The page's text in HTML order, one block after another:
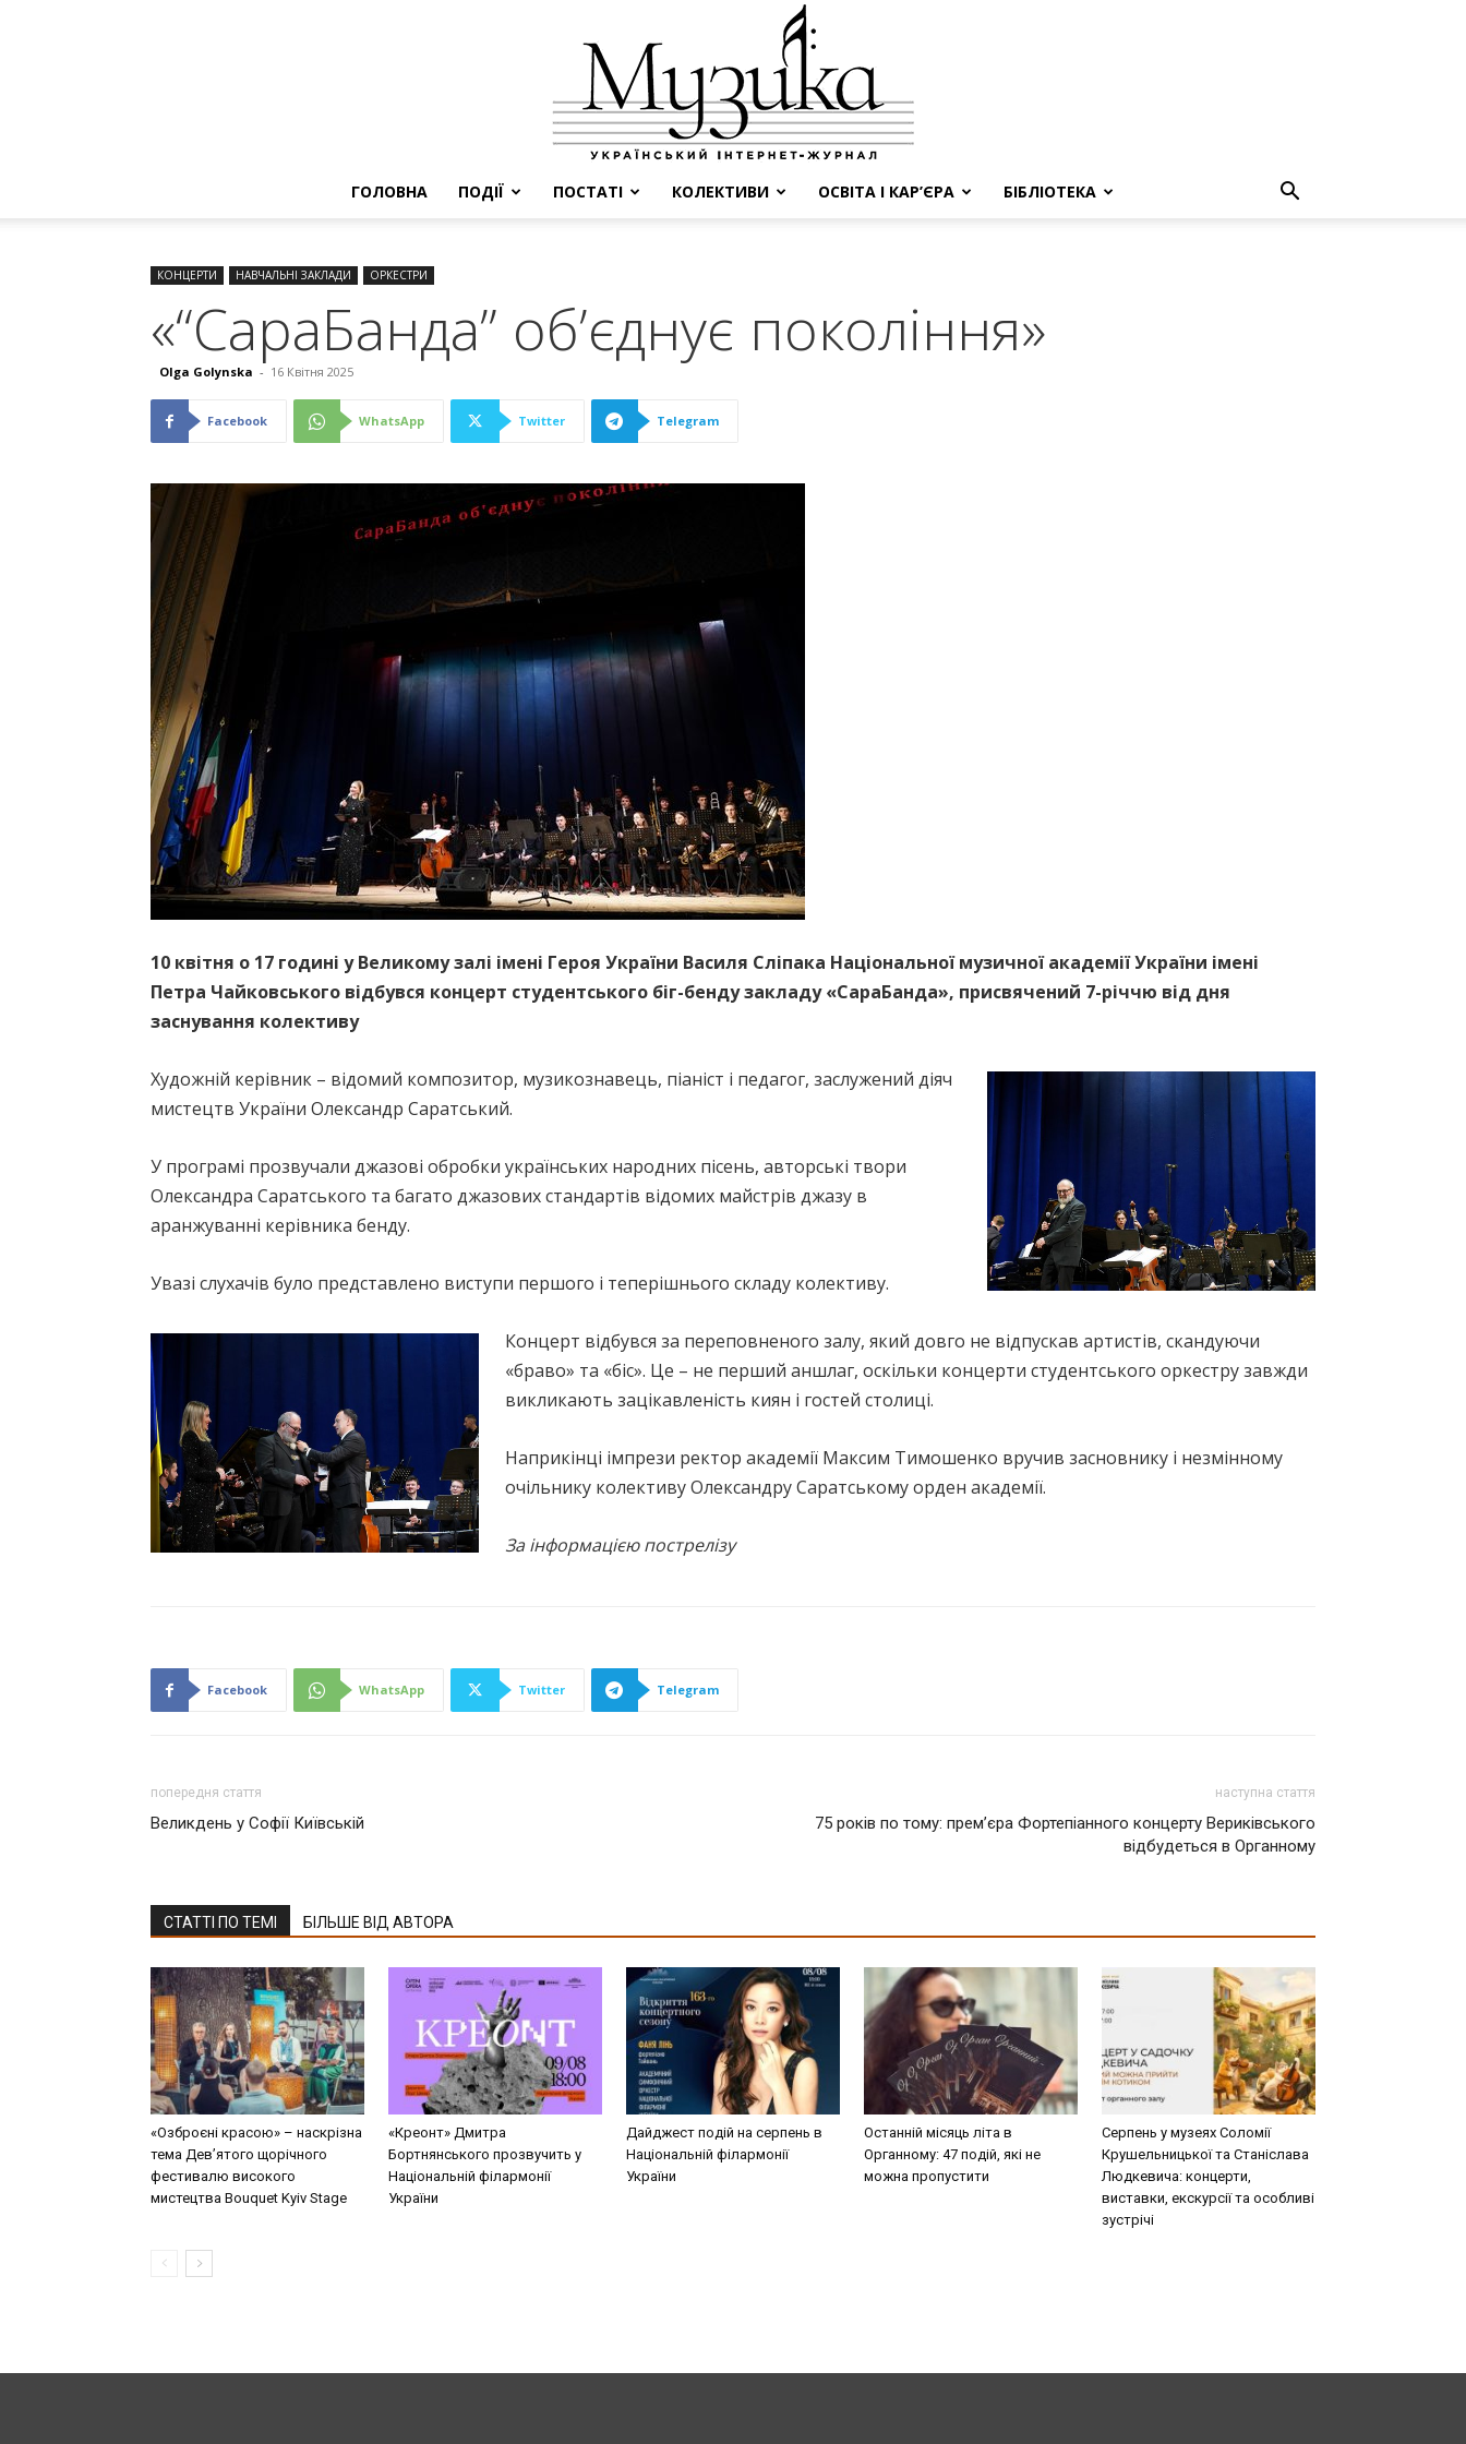
ГОЛОВНА ПОДІЇ ПОСТАТІ КОЛЕКТИВИ ОСВІТА І КАР’ЄРА БІБЛІОТЕКА
КОНЦЕРТИ НАВЧАЛЬНІ ЗАКЛАДИ ОРКЕСТРИ
«“СараБанда” об’єднує покоління»
Olga Golynska - 16 Квітня 2025
Facebook WhatsApp Twitter Telegram
10 квітня о 17 годині у Великому залі імені Героя України Василя Сліпака Національної музичної академії України імені
Петра Чайковського відбувся концерт студентського біг-бенду закладу «СараБанда», присвячений 7-річчю від дня
заснування колективу
Художній керівник – відомий композитор, музикознавець, піаніст і педагог, заслужений діяч
мистецтв України Олександр Саратський.
У програмі прозвучали джазові обробки українських народних пісень, авторські твори
Олександра Саратського та багато джазових стандартів відомих майстрів джазу в
аранжуванні керівника бенду.
Увазі слухачів було представлено виступи першого і теперішнього складу колективу.
Концерт відбувся за переповненого залу, який довго не відпускав артистів, скандуючи
«браво» та «біс». Це – не перший аншлаг, оскільки концерти студентського оркестру завжди
викликають зацікавленість киян і гостей столиці.
Наприкінці імпрези ректор академії Максим Тимошенко вручив засновнику і незмінному
очільнику колективу Олександру Саратському орден академії.
За інформацією пострелізу
Facebook WhatsApp Twitter Telegram
попередня стаття
Великдень у Софії Київській
наступна стаття
75 років по тому: прем’єра Фортепіанного концерту Вериківського
відбудеться в Органному
СТАТТІ ПО ТЕМІ БІЛЬШЕ ВІД АВТОРА
«Озброєні красою» – наскрізна
тема Дев’ятого щорічного
фестивалю високого
мистецтва Bouquet Kyiv Stage
«Креонт» Дмитра
Бортнянського прозвучить у
Національній філармонії
України
Дайджест подій на серпень в
Національній філармонії
України
Останній місяць літа в
Органному: 47 подій, які не
можна пропустити
Серпень у музеях Соломії
Крушельницької та Станіслава
Людкевича: концерти,
виставки, екскурсії та особливі
зустрічі